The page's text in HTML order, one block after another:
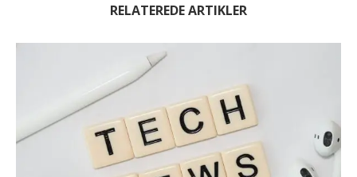
RELATEREDE ARTIKLER